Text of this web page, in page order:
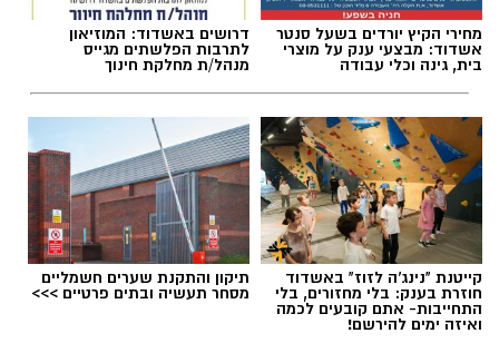
הכניסה לאירוע חופשית ועזרת נשים תהיה פתוחה.
אלדה נתנאל / 10:20 09.08.26
תגים:התזמורת האנדלוסית הישראלית אשדוד
במופע סליחות מיוחד לימים הנוראים, נפגשות
התזמורת האנדלוסית הישראלית
מחירי הקיץ יורדים בשעל סנטר
אשדוד: מבצעי ענק על מוצרי
בית, גינה וכלי עבודה
דרושים באשדוד: המוזיאון
לתרבות הפלשתים מגייס
מנהל/ת מחלקת חינוך
קייטנת "נינג'ה לזוז" באשדוד
חוזרת בענק: בלי מחזורים, בלי
התחייבות- אתם קובעים לכמה
ואיזה ימים להירשם!
תיקון והתקנת שערים חשמליים
מסחר תעשיה ובתים פרטיים >>>